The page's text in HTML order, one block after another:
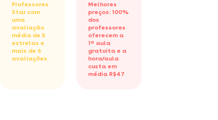
Professores
Star com
uma
avaliação
média de 5
estrelas e
mais de 6
avaliações.
Melhores
preços: 100%
dos
professores
oferecem a
1ª aula
gratuita e a
hora/aula
custa em
média R$47